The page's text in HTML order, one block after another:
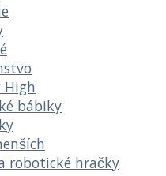
High
bábiky
robotické hračky